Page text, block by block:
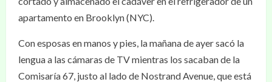
apartamento en Brooklyn (NYC).
Con esposas en manos y pies, la mañana de ayer sacó la
lengua a las cámaras de TV mientras los sacaban de la
Comisaría 67, justo al lado de Nostrand Avenue, que está